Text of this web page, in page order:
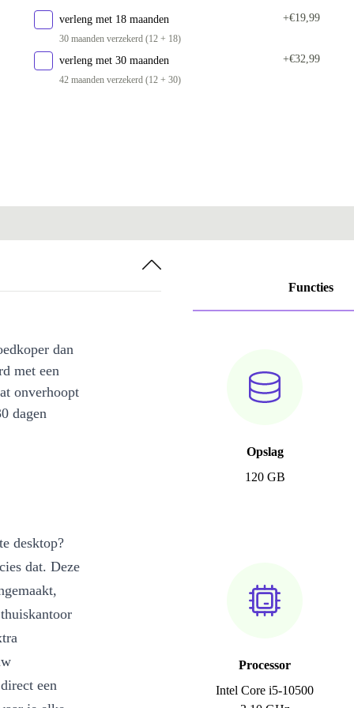
16.0 GB
24.0 GB +€100,67
verleng met 18 maanden
30 maanden verzekerd (12 + 18)
+€19,99
verleng met 30 maanden
42 maanden verzekerd (12 + 30)
+€32,99
Functies
Opslag
120 GB
Processor
Intel Core i5-10500
dan
met een
onverhoopt
dagen
desktop?
dat. Deze
een